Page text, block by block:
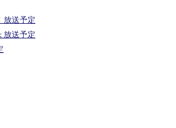
放送予定
放送予定